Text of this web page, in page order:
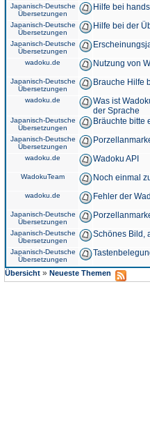
Japanisch-Deutsche
Übersetzungen
Hilfe bei
Japanisch-Deutsche
Übersetzungen
Hilfe bei der
Japanisch-Deutsche
Übersetzungen
wadoku.de Nutzung von
Japanisch-Deutsche
Übersetzungen
Brauche Hilfe
wadoku.de
Was ist
der Sprache
Japanisch-Deutsche
Übersetzungen
Bräuchte bitte
Japanisch-Deutsche
Übersetzungen
wadoku.de Wadoku API
WadokuTeam Noch einmal
wadoku.de Fehler der
Japanisch-Deutsche
Übersetzungen
Japanisch-Deutsche
Übersetzungen
Schönes Bild,
Japanisch-Deutsche
Übersetzungen
Übersicht » Neueste Themen